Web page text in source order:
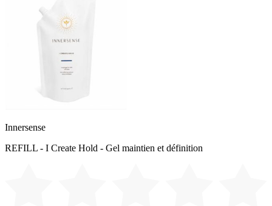
Innersense
REFILL - I Create Hold - Gel maintien et définition